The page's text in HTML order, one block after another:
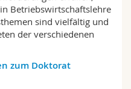
Betriebswirtschaftslehre
sind vielfältig und
der verschiedenen
zum Doktorat